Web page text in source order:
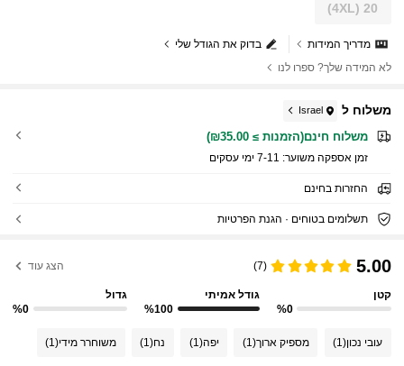
20
(4XL)
בדוק את הגודל שלי
מדריך המידות
לא המידה שלך? ספרו לנו
משלוח ל Israel
משלוח חינם(הזמנות ≥ ₪35.00)
זמן אספקה ​​משוער: 7-11 ימי עסקים
החזרות בחינם
תשלומים בטוחים · הגנת הפרטיות
5.00
(7) הצג עוד
קטן
%0
גודל אמיתי
%100
גדול
%0
עובי נכון(1) מספיק ארוך(1) יפה(1) נח(1) משוחרר מידי(1)